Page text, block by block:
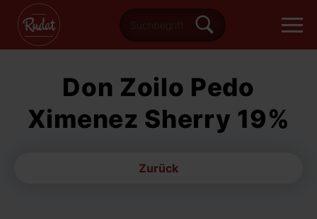
Don Zoilo Pedo
Ximenez Sherry 19%
Zurück